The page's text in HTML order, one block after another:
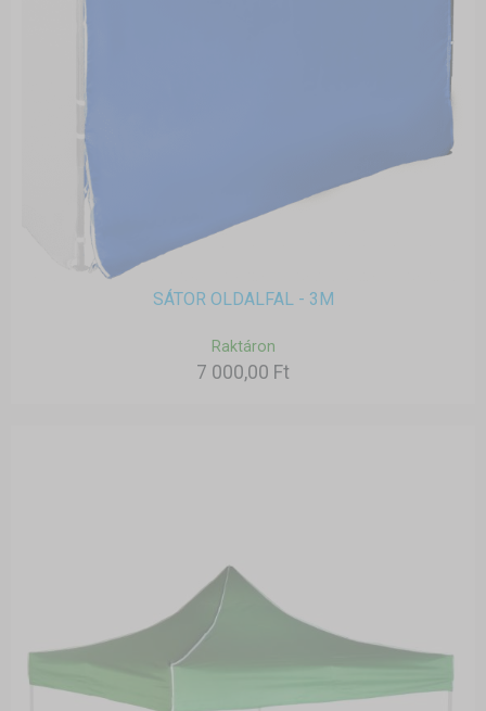
SÁTOR OLDALFAL - 3M
Raktáron
7 000,00 Ft